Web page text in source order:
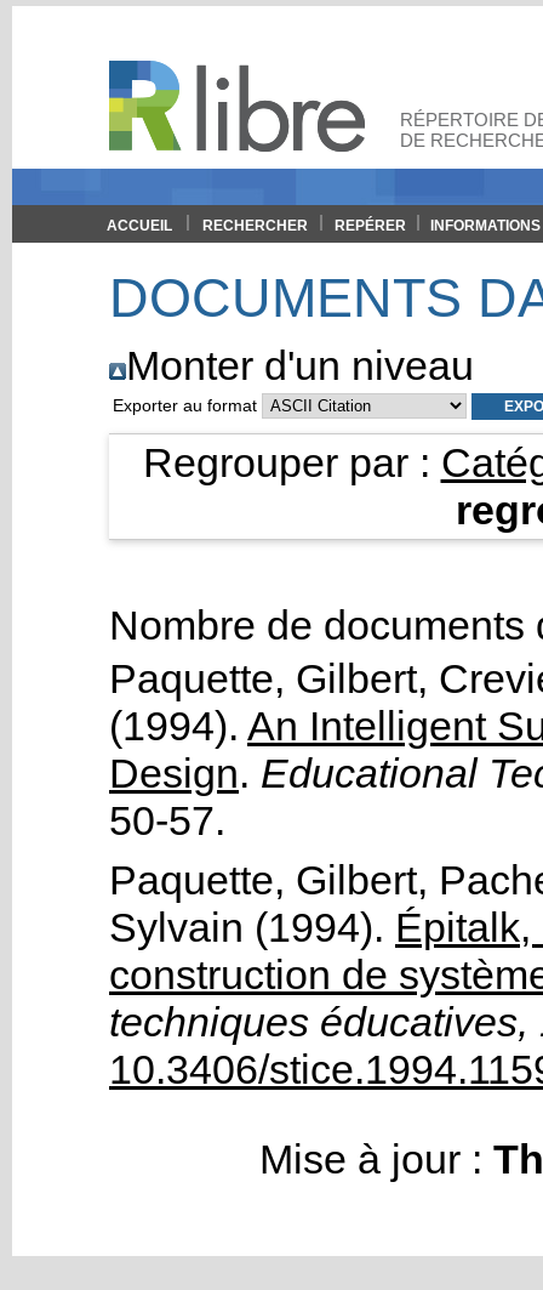
RÉPERTOIRE
DE
ACCUEIL RECHERCHER REPÉRER INFORMATIONS
DOCUMENTS
Monter d'un niveau
Exporter au format
Regrouper par :
Nombre de
Paquette, Gilbert,
(1994). An Intelligent
Design. Educational
50-57.
Paquette, Gilbert,
Sylvain (1994).
construction de
techniques éducatives,
10.3406/
Mise à jour :